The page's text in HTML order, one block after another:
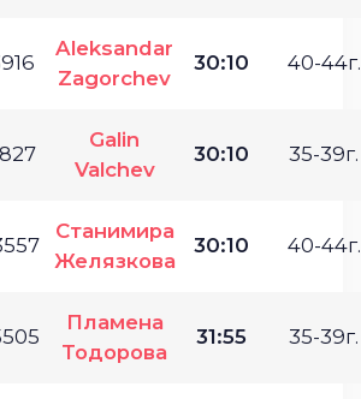
Aleksandar
Zagorchev
30:10 40-44г.
Galin
Valchev
30:10 35-39г.
Станимира
Желязкова
30:10 40-44г.
Пламена
Тодорова
31:55 35-39г.